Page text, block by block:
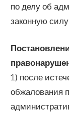
по делу об
законную силу
1) после
обжалования